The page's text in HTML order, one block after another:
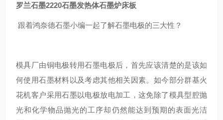
罗兰石墨2220石墨发热体石墨炉床板
跟着鸿奈德石墨小编一起了解石墨电极的三大性？
模具厂由铜电极转用石墨电极后，首先应该清楚的是该如
何使用石墨材料以及考虑其他相关因素。如今部分群基火
花机客户采用石墨以电极放电加工，这免除了模具型腔抛
光和化学物品抛光的工序却仍然能达到预期的表面光洁